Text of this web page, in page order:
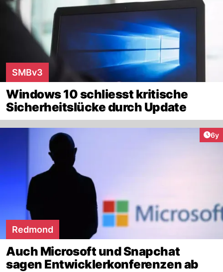
SMBv3
Windows 10 schliesst kritische
Sicherheitslücke durch Update
6y
Redmond
Auch Microsoft und Snapchat
sagen Entwicklerkonferenzen ab